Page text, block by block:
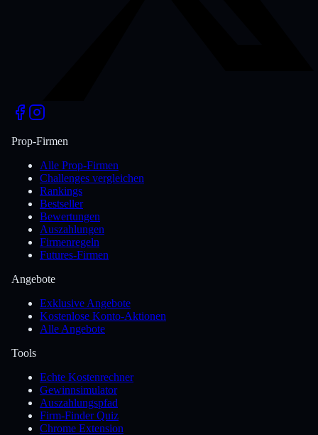
Prop-Firmen
Alle Prop-Firmen
Challenges vergleichen
Rankings
Bestseller
Bewertungen
Auszahlungen
Firmenregeln
Futures-Firmen
Angebote
Exklusive Angebote
Kostenlose Konto-Aktionen
Alle Angebote
Tools
Echte Kostenrechner
Gewinnsimulator
Auszahlungspfad
Firm-Finder Quiz
Chrome Extension